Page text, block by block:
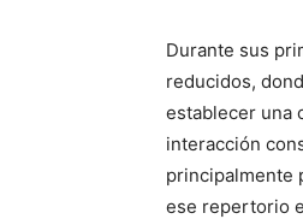
Durante sus
reducidos,
establecer una
interacción
principalmente
ese repertorio